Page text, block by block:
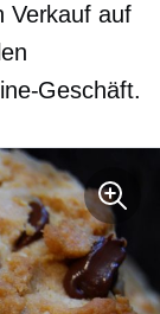
Verkauf auf
Geschäft.